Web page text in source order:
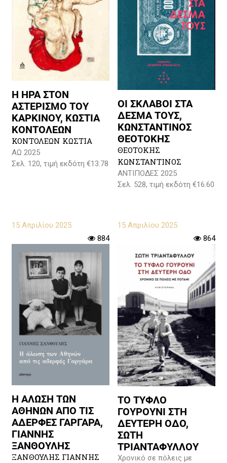
Η ΗΡΑ ΣΤΟΝ
ΑΣΤΕΡΙΣΜΟ ΤΟΥ
ΚΑΡΚΙΝΟΥ, ΚΩΣΤΙΑ
ΚΟΝΤΟΛΕΩΝ
ΚΟΝΤΟΛΕΩΝ ΚΩΣΤΙΑ
ΑΩ 2025
Σελ. 120, τιμή εκδότη €13.78
ΟΙ ΣΚΛΑΒΟΙ ΣΤΑ
ΔΕΣΜΑ ΤΟΥΣ,
ΚΩΝΣΤΑΝΤΙΝΟΣ
ΘΕΟΤΟΚΗΣ
ΘΕΟΤΟΚΗΣ
ΚΩΝΣΤΑΝΤΙΝΟΣ
ΑΝΤΙΠΟΔΕΣ 2025
Σελ. 528, τιμή εκδότη €16.60
15 Απριλίου 2025
884
Η ΑΛΩΣΗ ΤΩΝ
ΑΘΗΝΩΝ ΑΠΟ ΤΙΣ
ΑΔΕΡΦΕΣ ΓΑΡΓΑΡΑ,
ΓΙΑΝΝΗΣ
ΞΑΝΘΟΥΛΗΣ
ΞΑΝΘΟΥΛΗΣ ΓΙΑΝΝΗΣ
15 Απριλίου 2025
864
ΤΟ ΤΥΦΛΟ
ΓΟΥΡΟΥΝΙ ΣΤΗ
ΔΕΥΤΕΡΗ ΟΔΟ,
ΣΩΤΗ
ΤΡΙΑΝΤΑΦΥΛΛΟΥ
Χρονικό σε πόλεις με